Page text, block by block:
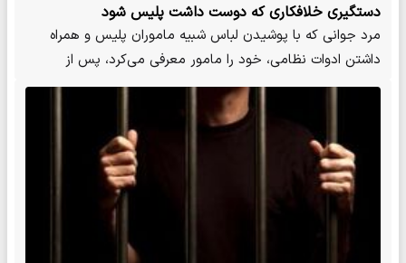
دستگیری خلافکاری که دوست داشت پلیس شود
مرد جوانی که با پوشیدن لباس شبیه ماموران پلیس و همراه
داشتن ادوات نظامی، خود را مامور معرفی می‌کرد، پس از
شکایت چندین…